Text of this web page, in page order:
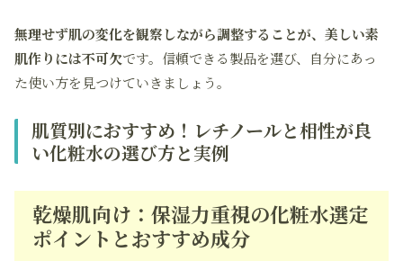
無理せず肌の変化を観察しながら調整することが、美しい素
肌作りには不可欠です。信頼できる製品を選び、自分にあっ
た使い方を見つけていきましょう。
肌質別におすすめ！レチノールと相性が良
い化粧水の選び方と実例
乾燥肌向け：保湿力重視の化粧水選定
ポイントとおすすめ成分